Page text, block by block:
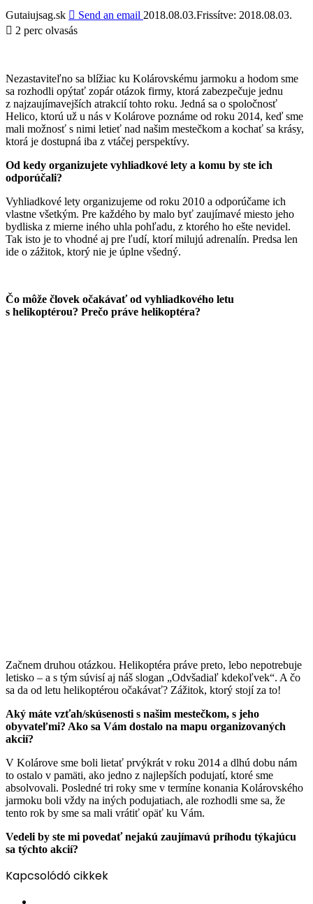
Gutaiujsag.sk Send an email 2018.08.03.Frissítve: 2018.08.03.
2 perc olvasás
Nezastaviteľno sa blížiac ku Kolárovskému jarmoku a hodom sme
sa rozhodli opýtať zopár otázok firmy, ktorá zabezpečuje jednu
z najzaujímavejších atrakcií tohto roku. Jedná sa o spoločnosť
Helico, ktorú už u nás v Kolárove poznáme od roku 2014, keď sme
mali možnosť s nimi letieť nad našim mestečkom a kochať sa krásy,
ktorá je dostupná iba z vtáčej perspektívy.
Od kedy organizujete vyhliadkové lety a komu by ste ich
odporúčali?
Vyhliadkové lety organizujeme od roku 2010 a odporúčame ich
vlastne všetkým. Pre každého by malo byť zaujímavé miesto jeho
bydliska z mierne iného uhla pohľadu, z ktorého ho ešte nevidel.
Tak isto je to vhodné aj pre ľudí, ktorí milujú adrenalín. Predsa len
ide o zážitok, ktorý nie je úplne všedný.
Čo môže človek očakávať od vyhliadkového letu
s helikoptérou? Prečo práve helikoptéra?
Začnem druhou otázkou. Helikoptéra práve preto, lebo nepotrebuje
letisko – a s tým súvisí aj náš slogan „Odvšadiaľ kdekoľvek“. A čo
sa da od letu helikoptérou očakávať? Zážitok, ktorý stojí za to!
Aký máte vzťah/skúsenosti s našim mestečkom, s jeho
obyvateľmi? Ako sa Vám dostalo na mapu organizovaných
akcií?
V Kolárove sme boli lietať prvýkrát v roku 2014 a dlhú dobu nám
to ostalo v pamäti, ako jedno z najlepších podujatí, ktoré sme
absolvovali. Posledné tri roky sme v termíne konania Kolárovského
jarmoku boli vždy na iných podujatiach, ale rozhodli sme sa, že
tento rok by sme sa mali vrátiť opäť ku Vám.
Vedeli by ste mi povedať nejakú zaujímavú príhodu týkajúcu
sa týchto akcií?
Kapcsolódó cikkek